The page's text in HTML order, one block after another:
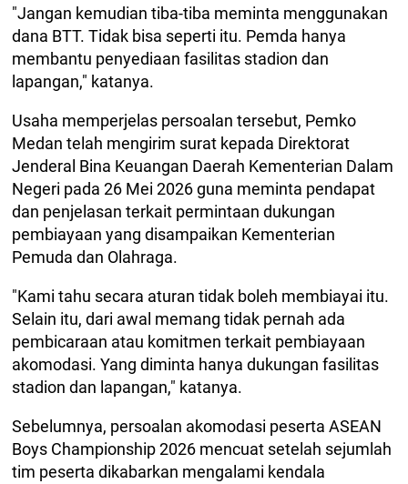
"Jangan kemudian tiba-tiba meminta menggunakan
dana BTT. Tidak bisa seperti itu. Pemda hanya
membantu penyediaan fasilitas stadion dan
lapangan," katanya.
Usaha memperjelas persoalan tersebut, Pemko
Medan telah mengirim surat kepada Direktorat
Jenderal Bina Keuangan Daerah Kementerian Dalam
Negeri pada 26 Mei 2026 guna meminta pendapat
dan penjelasan terkait permintaan dukungan
pembiayaan yang disampaikan Kementerian
Pemuda dan Olahraga.
"Kami tahu secara aturan tidak boleh membiayai itu.
Selain itu, dari awal memang tidak pernah ada
pembicaraan atau komitmen terkait pembiayaan
akomodasi. Yang diminta hanya dukungan fasilitas
stadion dan lapangan," katanya.
Sebelumnya, persoalan akomodasi peserta ASEAN
Boys Championship 2026 mencuat setelah sejumlah
tim peserta dikabarkan mengalami kendala